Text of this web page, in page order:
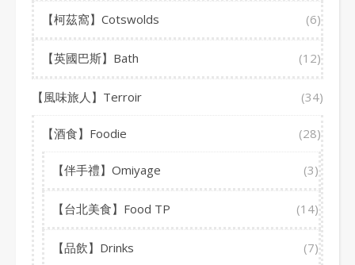
【柯茲窩】Cotswolds (6)
【英國巴斯】Bath (12)
【風味旅人】Terroir (34)
【酒食】Foodie (28)
【伴手禮】Omiyage (3)
【台北美食】Food TP (14)
【品飲】Drinks (7)